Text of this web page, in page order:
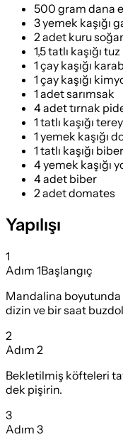
500 gram dana
3 yemek kaşığı
2 adet kuru
1,5 tatlı kaşığı tuz
1 çay kaşığı
1 çay kaşığı
1 adet sarımsak
4 adet tırnak
1 tatlı kaşığı
1 yemek kaşığı
1 tatlı kaşığı
4 yemek kaşığı
4 adet biber
2 adet domates
Yapılışı
1
Adım 1Başlangıç
Mandalina
dizin ve bir saat
2
Adım 2
Bekletilmiş köfteleri
dek pişirin.
3
Adım 3